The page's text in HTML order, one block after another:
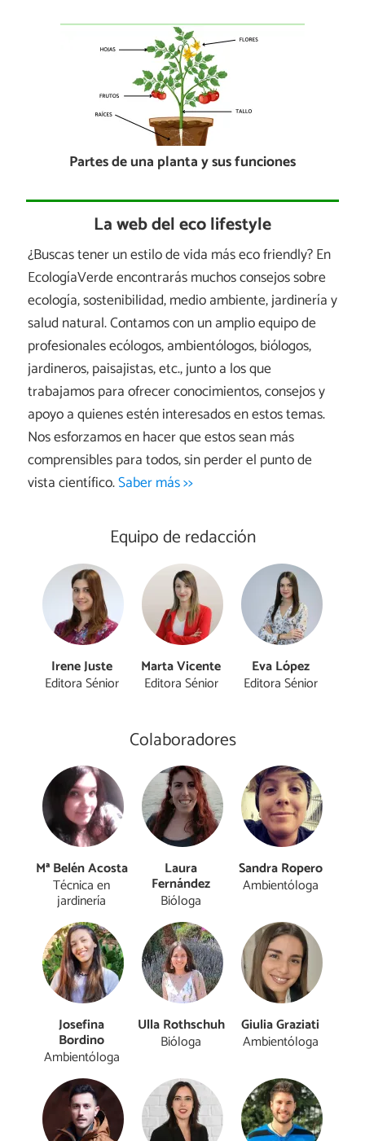
Partes de una planta y sus funciones
La web del eco lifestyle
¿Buscas tener un estilo de vida más eco friendly? En
EcologíaVerde encontrarás muchos consejos sobre
ecología, sostenibilidad, medio ambiente, jardinería y
salud natural. Contamos con un amplio equipo de
profesionales ecólogos, ambientólogos, biólogos,
jardineros, paisajistas, etc., junto a los que
trabajamos para ofrecer conocimientos, consejos y
apoyo a quienes estén interesados en estos temas.
Nos esforzamos en hacer que estos sean más
comprensibles para todos, sin perder el punto de
vista científico.Saber más >>
Equipo de redacción
Irene Juste
Editora Sénior
Marta Vicente
Editora Sénior
Eva López
Editora Sénior
Colaboradores
Mª Belén Acosta
Técnica en
jardinería
Laura
Fernández
Bióloga
Sandra Ropero
Ambientóloga
Josefina
Bordino
Ambientóloga
Ulla Rothschuh
Bióloga
Giulia Graziati
Ambientóloga